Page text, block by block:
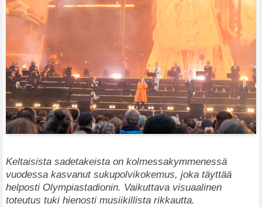
Keltaisista sadetakeista on kolmessakymmenessä
vuodessa kasvanut sukupolvikokemus, joka täyttää
helposti Olympiastadionin. Vaikuttava visuaalinen
toteutus tuki hienosti musiikillista rikkautta.